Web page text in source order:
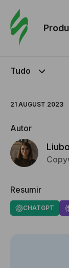
Tudo
21 AUGUST 2023
Autor
Resumir
CHATGPT